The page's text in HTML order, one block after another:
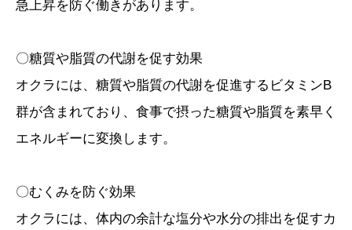
急上昇を防ぐ働きがあります。
〇糖質や脂質の代謝を促す効果
オクラには、糖質や脂質の代謝を促進するビタミンB
群が含まれており、食事で摂った糖質や脂質を素早く
エネルギーに変換します。
〇むくみを防ぐ効果
オクラには、体内の余計な塩分や水分の排出を促すカ